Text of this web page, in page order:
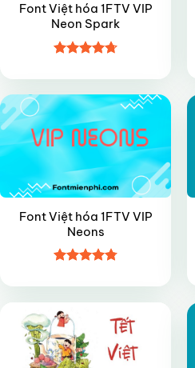
Font Việt hóa 1FTV VIP
Neon Spark
hạng4.75
sao
Font Việt hóa 1FTV VIP
Neons
hạng4.85